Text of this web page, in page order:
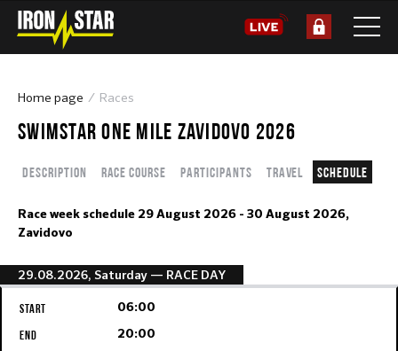
Home page Races
SWIMSTAR ONE MILE ZAVIDOVO 2026
Description Race course Participants Travel Schedule
Race week schedule 29 August 2026 - 30 August 2026,
Zavidovo
29.08.2026, Saturday — RACE DAY
06:00
20:00